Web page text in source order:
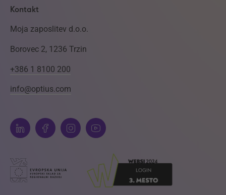
Kontakt
Moja zaposlitev d.o.o.
Borovec 2, 1236 Trzin
+386 1 8100 200
info@optius.com